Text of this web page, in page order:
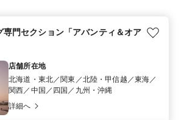
専門セクション「アバンティ＆オア
店舗所在地
北海道・東北／関東／北陸・甲信越／東海／
関西／中国／四国／九州・沖縄
詳細へ